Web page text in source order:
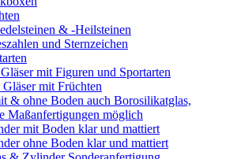
& -Heilsteinen
und Sternzeichen
mit Figuren und Sportarten
Gläser mit Früchten
& ohne Boden auch Borosilikatglas,
Maßanfertigungen möglich
mit Boden klar und mattiert
ohne Boden klar und mattiert